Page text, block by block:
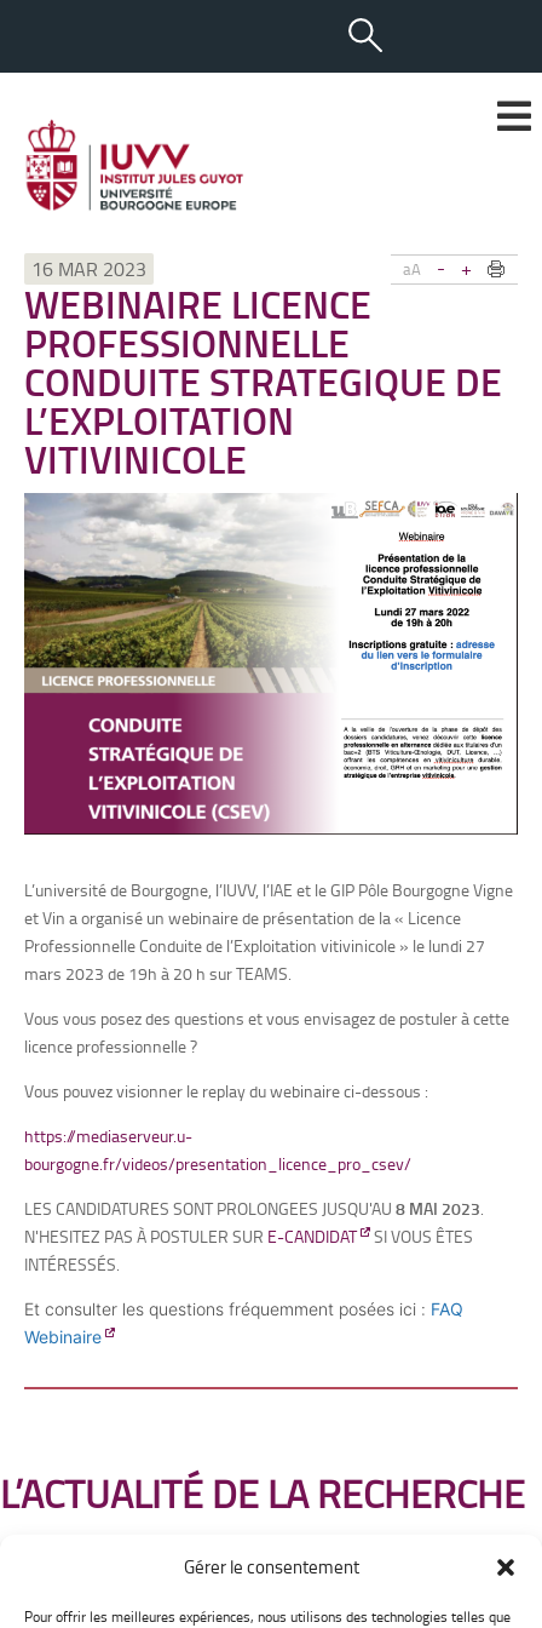
Gérer le consentement
Pour offrir les meilleures expériences, nous utilisons des technologies telles que
aA - +
16 MAR 2023
WEBINAIRE LICENCE
PROFESSIONNELLE
CONDUITE STRATEGIQUE DE
L’EXPLOITATION
VITIVINICOLE
L’université de Bourgogne, l’IUVV, l’IAE et le GIP Pôle Bourgogne Vigne
et Vin a organisé un webinaire de présentation de la « Licence
Professionnelle Conduite de l’Exploitation vitivinicole » le lundi 27
mars 2023 de 19h à 20 h sur TEAMS.
Vous vous posez des questions et vous envisagez de postuler à cette
licence professionnelle ?
Vous pouvez visionner le replay du webinaire ci-dessous :
https://mediaserveur.u-
bourgogne.fr/videos/presentation_licence_pro_csev/
LES CANDIDATURES SONT PROLONGEES JUSQU'AU 8 MAI 2023.
N'HESITEZ PAS À POSTULER SUR E-CANDIDAT
SI VOUS ÊTES
INTÉRESSÉS.
Et consulter les questions fréquemment posées ici : FAQ
Webinaire
L’ACTUALITÉ DE LA RECHERCHE